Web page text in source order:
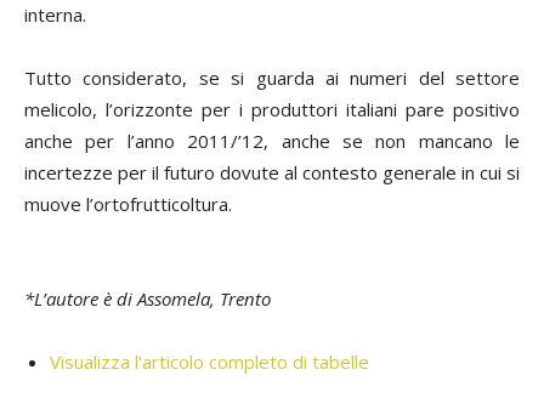
interna.
Tutto considerato, se si guarda ai numeri del settore
melicolo, l’orizzonte per i produttori italiani pare positivo
anche per l’anno 2011/’12, anche se non mancano le
incertezze per il futuro dovute al contesto generale in cui si
muove l’ortofrutticoltura.
*L’autore è di Assomela, Trento
Visualizza l'articolo completo di tabelle